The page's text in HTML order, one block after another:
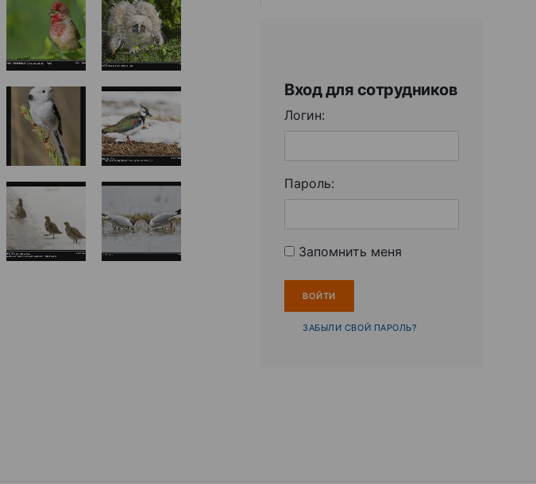
Вход для сотрудников
Логин:
Пароль:
Запомнить меня
ЗАБЫЛИ СВОЙ ПАРОЛЬ?